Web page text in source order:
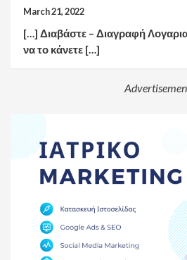
March 21, 2022
[…] Διαβάστε – Διαγραφή
να το κάνετε […]